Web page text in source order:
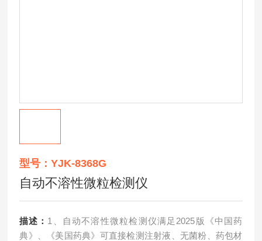
型号：YJK-8368G
自动不溶性微粒检测仪
描述： 1、自动不溶性微粒检测仪满足2025版《中国药
典》、《美国药典》可直接检测注射液、无菌粉、药包材